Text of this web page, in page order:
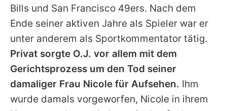
Bills und San Francisco 49ers. Nach dem
Ende seiner aktiven Jahre als Spieler war er
unter anderem als Sportkommentator tätig.
Privat sorgte O.J. vor allem mit dem
Gerichtsprozess um den Tod seiner
damaliger Frau Nicole für Aufsehen. Ihm
wurde damals vorgeworfen, Nicole in ihrem